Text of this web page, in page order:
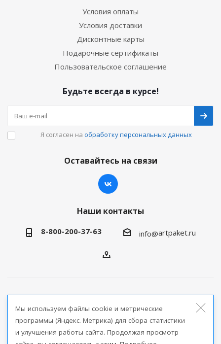
Условия оплаты
Условия доставки
Дисконтные карты
Подарочные сертификаты
Пользовательское соглашение
Будьте всегда в курсе!
Я согласен на обработку персональных данных
Оставайтесь на связи
Наши контакты
8-800-200-37-63 info@artpaket.ru
продукции
Версия для печати
Мы используем файлы cookie и метрические
программы (Яндекс. Метрика) для сбора статистики
и улучшения работы сайта. Продолжая просмотр